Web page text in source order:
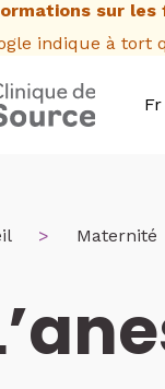
sur les
indique à tort
Fr
Maternité